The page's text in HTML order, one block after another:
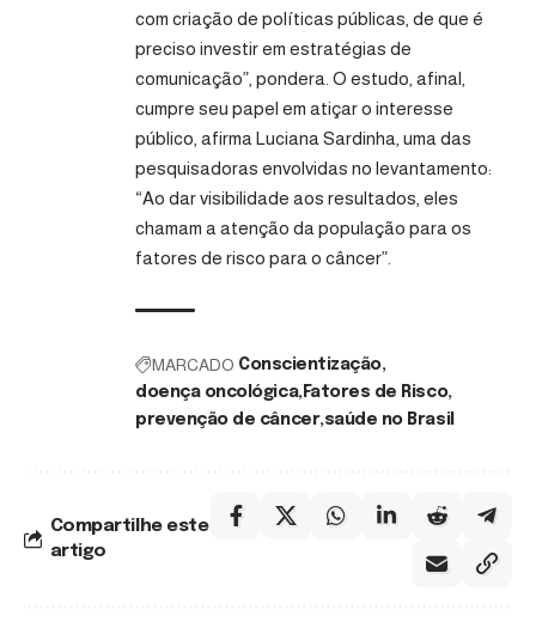
com criação de políticas públicas, de que é
preciso investir em estratégias de
comunicação”, pondera. O estudo, afinal,
cumpre seu papel em atiçar o interesse
público, afirma Luciana Sardinha, uma das
pesquisadoras envolvidas no levantamento:
“Ao dar visibilidade aos resultados, eles
chamam a atenção da população para os
fatores de risco para o câncer”.
MARCADO Conscientização
doença oncológica Fatores de Risco
prevenção de câncer saúde no Brasil
Compartilhe este
artigo